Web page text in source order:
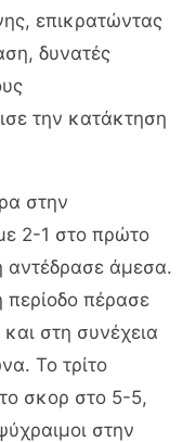
επικρατώντας
δυνατές
την κατάκτηση
στην
2-1 στο πρώτο
αντέδρασε άμεσα.
περίοδο πέρασε
στη συνέχεια
Το τρίτο
σκορ στο 5-5,
στην